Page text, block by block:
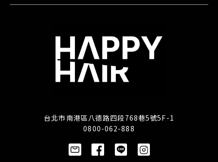
台北市南港區八德路四段768巷5號5F-1
0800-062-888